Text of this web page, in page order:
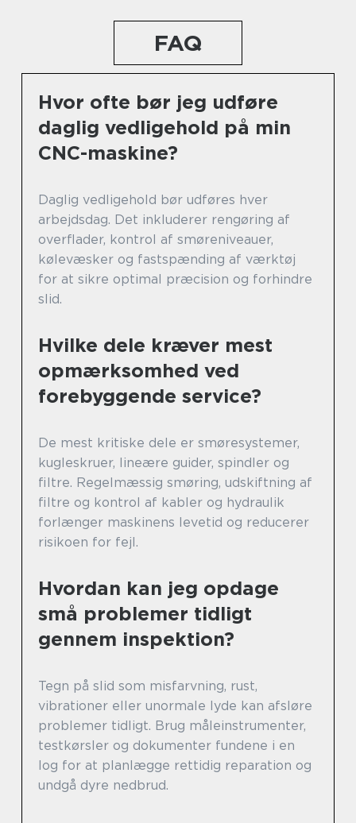
FAQ
Hvor ofte bør jeg udføre
daglig vedligehold på min
CNC-maskine?
Daglig vedligehold bør udføres hver
arbejdsdag. Det inkluderer rengøring af
overflader, kontrol af smøreniveauer,
kølevæsker og fastspænding af værktøj
for at sikre optimal præcision og forhindre
slid.
Hvilke dele kræver mest
opmærksomhed ved
forebyggende service?
De mest kritiske dele er smøresystemer,
kugleskruer, lineære guider, spindler og
filtre. Regelmæssig smøring, udskiftning af
filtre og kontrol af kabler og hydraulik
forlænger maskinens levetid og reducerer
risikoen for fejl.
Hvordan kan jeg opdage
små problemer tidligt
gennem inspektion?
Tegn på slid som misfarvning, rust,
vibrationer eller unormale lyde kan afsløre
problemer tidligt. Brug måleinstrumenter,
testkørsler og dokumenter fundene i en
log for at planlægge rettidig reparation og
undgå dyre nedbrud.